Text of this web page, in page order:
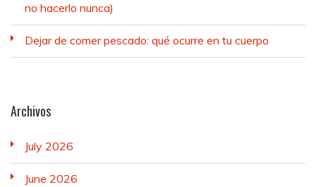
no hacerlo nunca)
Dejar de comer pescado: qué ocurre en tu cuerpo
Archivos
July 2026
June 2026